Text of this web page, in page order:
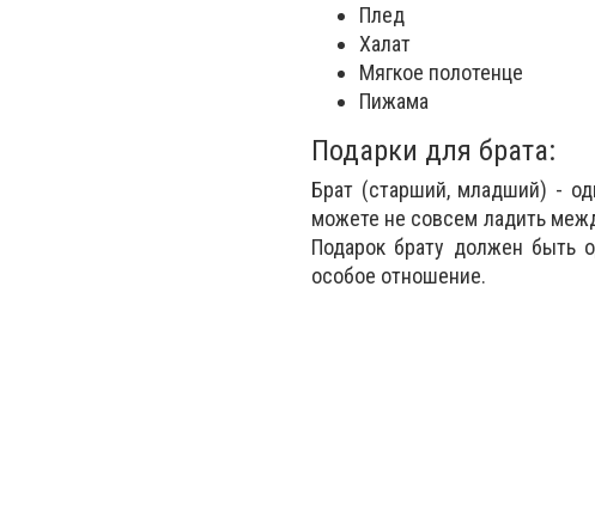
Плед
Халат
Мягкое полотенце
Пижама
Подарки для брата:
Брат (старший, младший) -
можете не совсем ладить
Подарок брату должен быть
особое отношение.